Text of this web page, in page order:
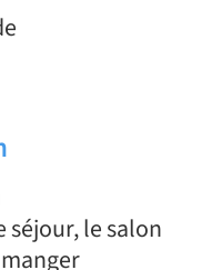
séjour, le salon